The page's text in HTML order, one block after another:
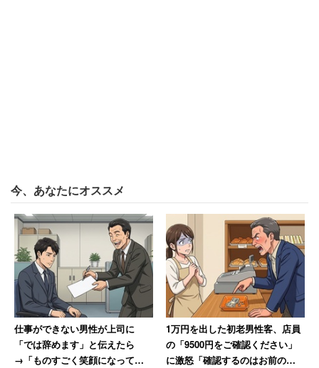
今、あなたにオススメ
仕事ができない男性が上司に
「では辞めます」と伝えたら
→「ものすごく笑顔になって、
1万円を出した初老男性客、店員
の「9500円をご確認ください」
に激怒「確認するのはお前の仕